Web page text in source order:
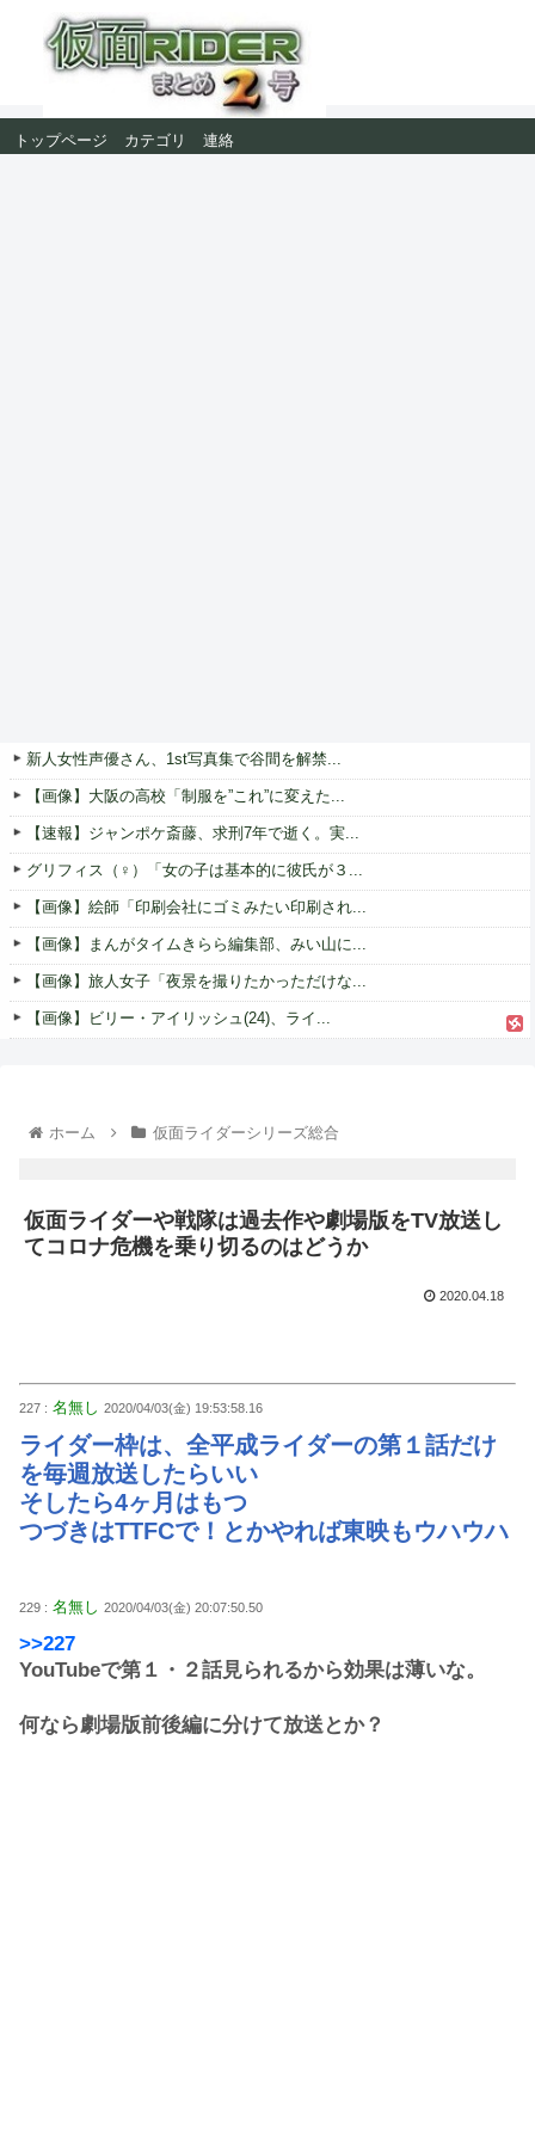
トップページ カテゴリ 連絡
新人女性声優さん、1st写真集で谷間を解禁...
【画像】大阪の高校「制服を”これ”に変えた...
【速報】ジャンポケ斎藤、求刑7年で逝く。実...
グリフィス（♀）「女の子は基本的に彼氏が３...
【画像】絵師「印刷会社にゴミみたい印刷され...
【画像】まんがタイムきらら編集部、みい山に...
【画像】旅人女子「夜景を撮りたかっただけな...
【画像】ビリー・アイリッシュ(24)、ライ...
ホーム 仮面ライダーシリーズ総合
仮面ライダーや戦隊は過去作や劇場版をTV放送し
てコロナ危機を乗り切るのはどうか
2020.04.18
227 : 名無し 2020/04/03(金) 19:53:58.16
ライダー枠は、全平成ライダーの第１話だけ
を毎週放送したらいい
そしたら4ヶ月はもつ
つづきはTTFCで！とかやれば東映もウハウハ
229 : 名無し 2020/04/03(金) 20:07:50.50
>>227
YouTubeで第１・２話見られるから効果は薄いな。
何なら劇場版前後編に分けて放送とか？